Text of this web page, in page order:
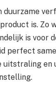
duurzame
is. Zo
is voor
perfect
uitstraling